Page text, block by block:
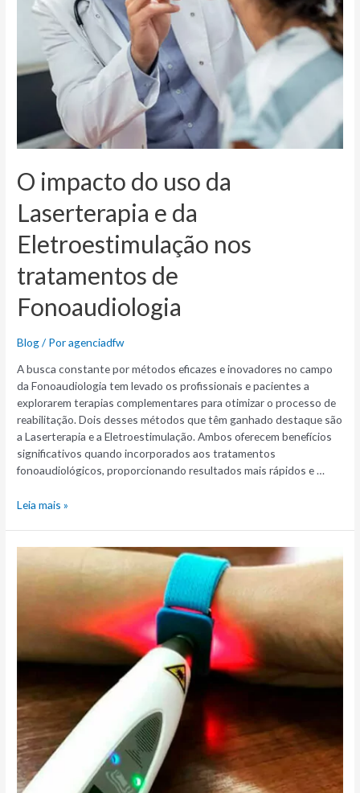
O impacto do uso da
Laserterapia e da
Eletroestimulação nos
tratamentos de
Fonoaudiologia
Blog/ Poragenciadfw
A busca constante por métodos eficazes e inovadores no campo
da Fonoaudiologia tem levado os profissionais e pacientes a
explorarem terapias complementares para otimizar o processo de
reabilitação. Dois desses métodos que têm ganhado destaque são
a Laserterapia e a Eletroestimulação. Ambos oferecem benefícios
significativos quando incorporados aos tratamentos
fonoaudiológicos, proporcionando resultados mais rápidos e …
Leia mais »